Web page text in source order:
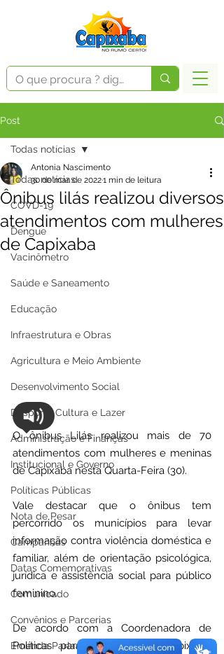
Post
Todas notícias
COVD-19
Dengue
Vacinômetro
Saúde e Saneamento
Educação
Infraestrutura e Obras
Agricultura e Meio Ambiente
Desenvolvimento Social
Desporto Cultura e Lazer
Administração e Finanças
Institucional e Governo
Políticas Públicas
Nota de Pesar
Campanhas
Datas Comemorativas
Comunicado
Convênios e Parcerias
Emenda Parlamentar
Todas notícias
Ônibus lilás realizou diversos
atendimentos com mulheres
de Capixaba
Antonia Nascimento
30 de mar. de 20221 min de leitura
O ônibus Lilás realizou mais de 70
atendimentos com mulheres e meninas
de Capixaba nesta Quarta-Feira (30).
Vale destacar que o ônibus tem
percorrido os municípios para levar
informação contra violência doméstica e
familiar, além de orientação psicológica,
jurídica e assistência social para público
feminino.
De acordo com a Coordenadora de
Políticas para Mulheres de Capixaba,